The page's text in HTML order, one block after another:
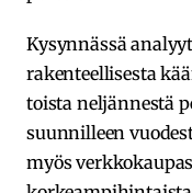
Kysynnässä
rakenteellisesta
toista neljännestä
suunnilleen
myös